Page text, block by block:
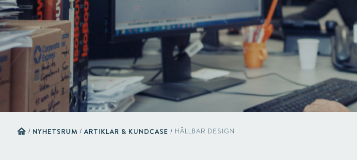
Automotive & Components
RAW
Acquisitions & investments
home / NYHETSRUM / ARTIKLAR & KUNDCASE / HÅLLBAR DESIGN